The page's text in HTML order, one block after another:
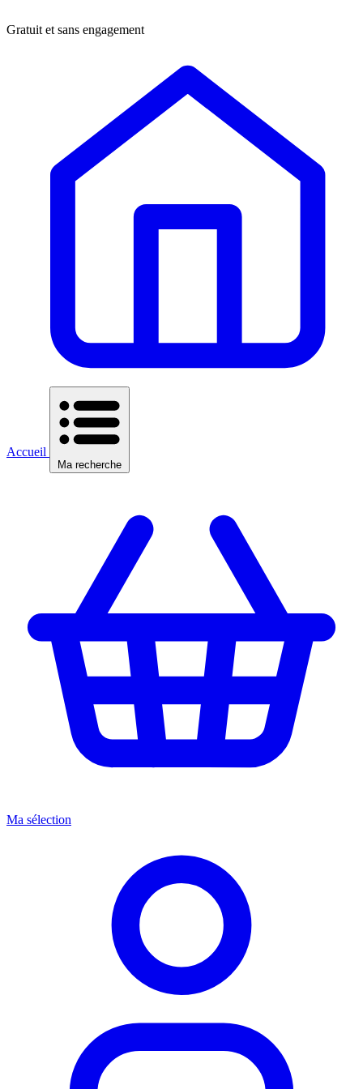
Gratuit et sans engagement
Accueil
Ma recherche
Ma sélection